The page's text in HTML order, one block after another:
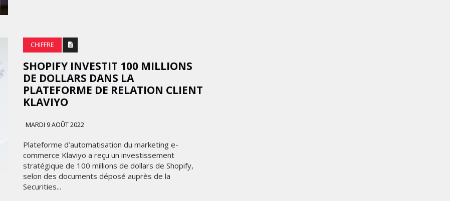
CHIFFRE
SHOPIFY INVESTIT 100 MILLIONS
DE DOLLARS DANS LA
PLATEFORME DE RELATION CLIENT
KLAVIYO
MARDI 9 AOÛT 2022
Plateforme d’automatisation du marketing e-
commerce Klaviyo a reçu un investissement
stratégique de 100 millions de dollars de Shopify,
selon des documents déposé auprès de la
Securities...